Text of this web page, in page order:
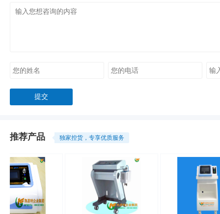
推荐产品 独家控货，专享优质服务